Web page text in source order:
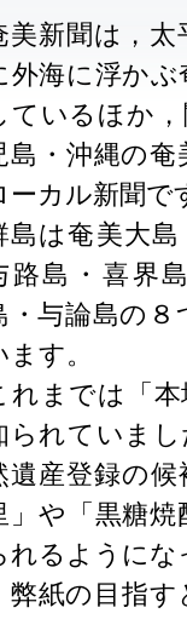
美新聞は，
外海に浮か
ているほか
島・沖縄の
ーカル新聞で
島は奄美大
路島・喜界
・与論島の
ます。
れまでは「
られていま
遺産登録の
」や「黒糖
れるように
紙の目指す